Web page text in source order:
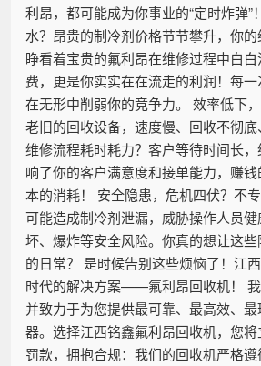
利昂，都可能成为你事业的“定时炸弹”
水？昂贵的制冷剂价格节节攀升，你
睁看着宝贵的氟利昂在维修过程中白
费，更是你实实在在流走的利润！每
在无形中削弱你的竞争力。 效率低下
老旧的回收设备，速度慢、回收不彻
维修流程耗时耗力？客户等待时间长
响了你的客户满意度和接单能力，赚
本的消耗！ 安全隐患，危机四伏？不
可能造成制冷剂泄漏，威胁操作人员
坏、爆炸等安全风险。你真的想让这
的日常？ 是时候告别这些烦恼了！江
时代的解决方案——氟利昂回收机！ 我
并致力于为您提供最可靠、最高效、
器。选择江西铭鑫氟利昂回收机，您
罚款，拥抱合规：我们的回收机严格